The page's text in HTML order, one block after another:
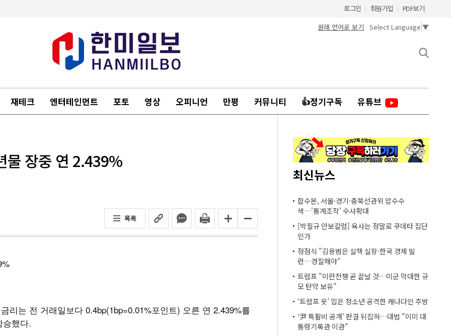
로그인 회원가입 PDF보기
원래 언어로 보기 Select Language ▼
재테크 엔터테인먼트 포토 영상 오피니언 만평 커뮤니티 👍정기구독 유튜브
장중 연 2.439%
목록
리는 전 거래일보다 0.4bp(1bp=0.01%포인트) 오른 연 2.439%를
승했다.
최신뉴스
합수본, 서울·경기·충북선관위 압수수
색…'통계조작' 수사확대
[박필규 안보칼럼] 육사는 정말로 쿠데타 집단
인가
정점식 "김용범은 실책 실장·한국 경제 빌
런…경질해야"
트럼프 "이란전쟁 곧 끝날 것…미군 막대한 규
모 탄약 보유"
‘트럼프 옷’ 입은 청소년 공격한 캐나다인 추방
'尹 특활비 공개' 판결 뒤집혀…대법 "이미 대
통령기록관 이관"